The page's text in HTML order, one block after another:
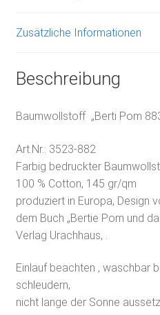
Zusätzliche Informationen
Beschreibung
Baumwollstoff „Berti Pom
Art.Nr.: 3523-882
Farbig bedruckter
100 % Cotton, 145 gr/qm
produziert in Europa, Design
dem Buch „Bertie Pom und
Verlag Urachhaus, .
Einlauf beachten , waschbar
schleudern,
nicht lange der Sonne